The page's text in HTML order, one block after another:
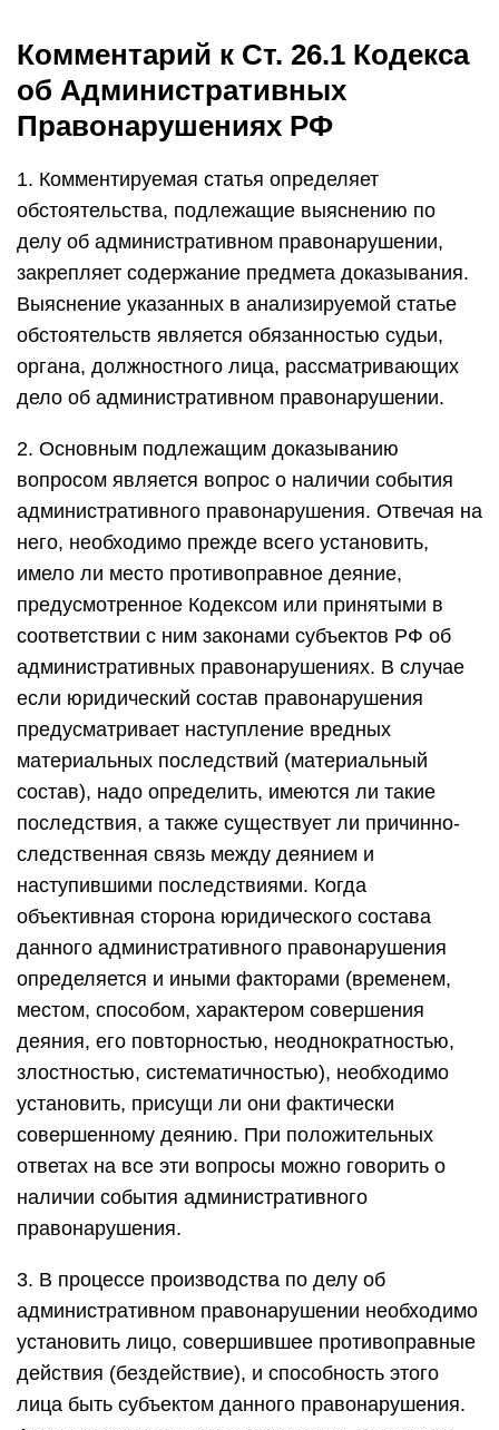
Комментарий к Ст. 26.1 Кодекса
об Административных
Правонарушениях РФ
1. Комментируемая статья определяет
обстоятельства, подлежащие выяснению по
делу об административном правонарушении,
закрепляет содержание предмета доказывания.
Выяснение указанных в анализируемой статье
обстоятельств является обязанностью судьи,
органа, должностного лица, рассматривающих
дело об административном правонарушении.
2. Основным подлежащим доказыванию
вопросом является вопрос о наличии события
административного правонарушения. Отвечая на
него, необходимо прежде всего установить,
имело ли место противоправное деяние,
предусмотренное Кодексом или принятыми в
соответствии с ним законами субъектов РФ об
административных правонарушениях. В случае
если юридический состав правонарушения
предусматривает наступление вредных
материальных последствий (материальный
состав), надо определить, имеются ли такие
последствия, а также существует ли причинно-
следственная связь между деянием и
наступившими последствиями. Когда
объективная сторона юридического состава
данного административного правонарушения
определяется и иными факторами (временем,
местом, способом, характером совершения
деяния, его повторностью, неоднократностью,
злостностью, систематичностью), необходимо
установить, присущи ли они фактически
совершенному деянию. При положительных
ответах на все эти вопросы можно говорить о
наличии события административного
правонарушения.
3. В процессе производства по делу об
административном правонарушении необходимо
установить лицо, совершившее противоправные
действия (бездействие), и способность этого
лица быть субъектом данного правонарушения.